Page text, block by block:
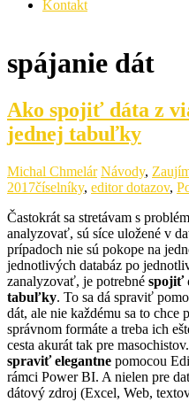
Kontakt
spájanie dát
Ako spojiť dáta z
jednej tabuľky
Michal Chmelár Návody,
2017číselníky, editor dotazov,
Častokrát sa stretávam s
analyzovať, sú síce uložené v
prípadoch nie sú pokope na
jednotlivých databáz po
zanalyzovať, je potrebné spojiť
tabuľky. To sa dá spraviť
dát, ale nie každému sa to
správnom formáte a treba ich
cesta akurát tak pre
spraviť elegantne pomocou
rámci Power BI. A nielen pre
dátový zdroj (Excel, Web,